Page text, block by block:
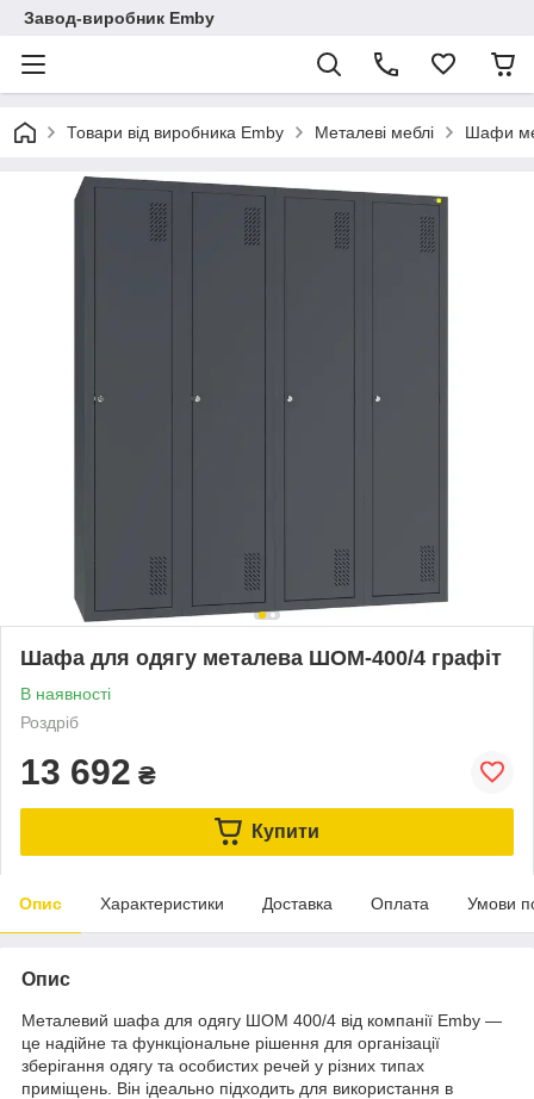
Завод-виробник Emby
Товари від виробника Emby Металеві меблі Шафи
Шафа для одягу металева ШОМ-400/4 графіт
В наявності
Роздріб
13 692 ₴
Купити
Опис Характеристики Доставка Оплата Умови
Опис
Металевий шафа для одягу ШОМ 400/4 від компанії Emby —
це надійне та функціональне рішення для організації
зберігання одягу та особистих речей у різних типах
приміщень. Він ідеально підходить для використання в